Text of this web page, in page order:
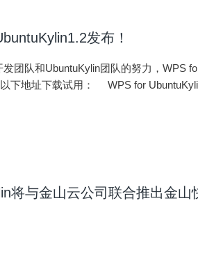
发布！
团队和UbuntuKylin团队的努力，WPS
以下地址下载试用： WPS for
将与金山云公司联合推出金山